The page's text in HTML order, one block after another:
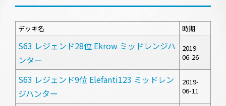
デッキ名 時期
S63 レジェンド28位 Ekrow ミッドレンジハ
ンター
2019-
06-26
S63 レジェンド9位 Elefanti123 ミッドレン
ジハンター
2019-
06-11